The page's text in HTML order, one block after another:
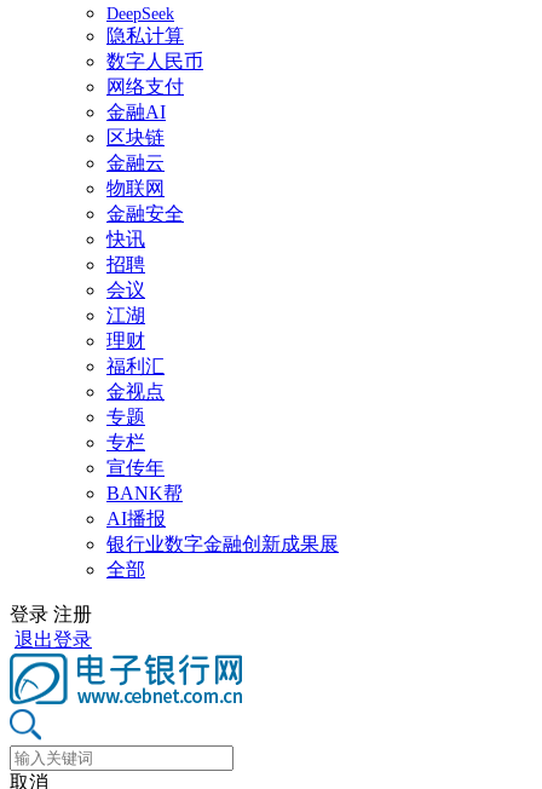
DeepSeek
隐私计算
数字人民币
网络支付
金融AI
区块链
金融云
物联网
金融安全
快讯
招聘
会议
江湖
理财
福利汇
金视点
专题
专栏
宣传年
BANK帮
AI播报
银行业数字金融创新成果展
全部
登录 注册
退出登录
取消